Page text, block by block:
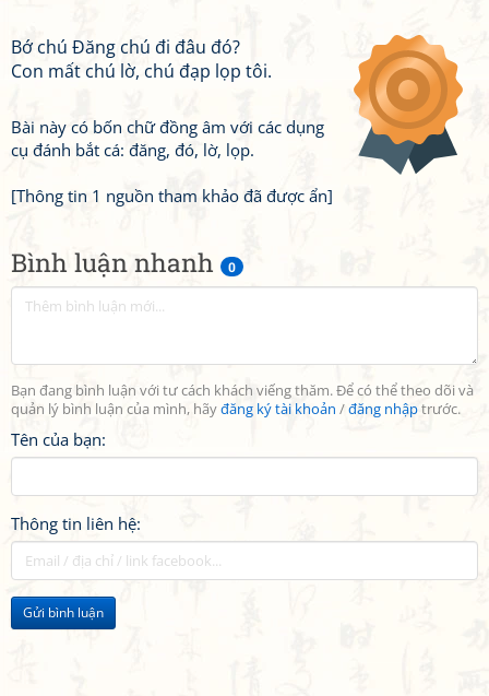
Bình luận nhanh 0
Bạn đang bình luận với tư cách khách viếng thăm. Để có thể theo dõi và
quản lý bình luận của mình, hãyđăng ký tài khoản /đăng nhậptrước.
Tên của bạn:
Thông tin liên hệ:
Gửi bình luận
Bớ chú Đăng chú đi đâu đó?
Con mất chú lờ, chú đạp lọp tôi.
Bài này có bốn chữ đồng âm với các dụng
cụ đánh bắt cá: đăng, đó, lờ, lọp.
[Thông tin 1 nguồn tham khảo đã được ẩn]